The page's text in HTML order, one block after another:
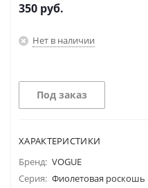
350 руб.
Нет в наличии
Под заказ
ХАРАКТЕРИСТИКИ
Бренд: VOGUE
Серия: Фиолетовая роскошь